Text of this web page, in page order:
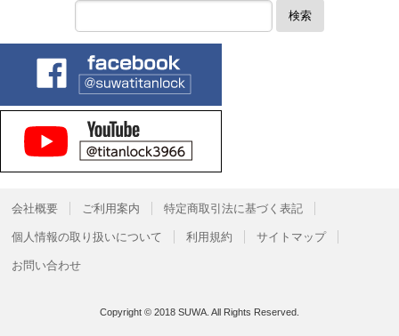
検索
会社概要 ご利用案内 特定商取引法に基づく表記
個人情報の取り扱いについて 利用規約 サイトマップ
お問い合わせ
Copyright © 2018 SUWA. All Rights Reserved.